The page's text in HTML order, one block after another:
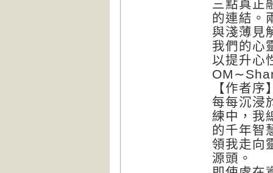
三點真正
的連結。
與淺薄見
我們的心
以提升心
【作者
每每沉浸
練中，我
的千年智
領我走向
源頭。